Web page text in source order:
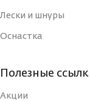
Лески и шнуры
Оснастка
Полезные
Акции